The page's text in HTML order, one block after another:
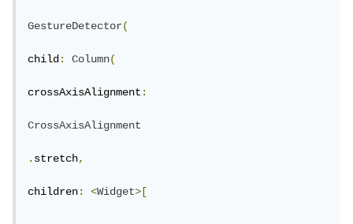
GestureDetector(
child: Column(
crossAxisAlignment:
CrossAxisAlignment
.stretch,
children: <Widget>[